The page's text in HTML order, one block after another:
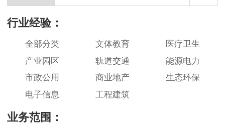
行业经验：
全部分类 文体教育
医疗卫生
产业园区
轨道交通
能源电力
市政公用
商业地产
生态环保
电子信息
工程建筑
业务范围：